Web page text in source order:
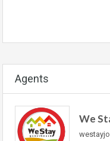
Agents
We